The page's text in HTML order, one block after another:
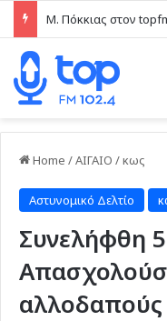
Home /ΑΙΓΑΙΟ /κως
Αστυνομικό Δελτίο
Συνελήφθη